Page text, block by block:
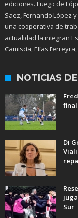
ediciones. Luego de
Saez, Fernando López
una cooperativa de
actualidad la integran
Camiscia, Elías
NOTICIAS
final
Di
Sur